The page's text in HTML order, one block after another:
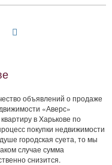
объявлений о продаже
«Аверс»
в Харькове по
покупки недвижимости
городская суета, то мы
случае сумма
снизится.